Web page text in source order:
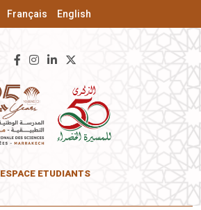
Français English
ENSA De
ESPACE ETUDIANTS